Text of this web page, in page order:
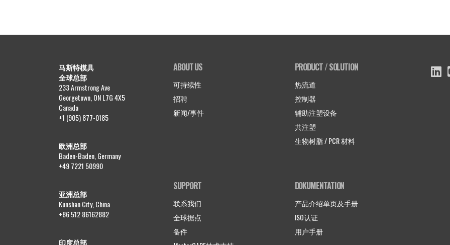
马斯特模具
全球总部
233 Armstrong Ave
Georgetown, ON L7G 4X5
Canada
+1 (905) 877-0185
欧洲总部
Baden-Baden, Germany
+49 7221 50990
亚洲总部
Kunshan City, China
+86 512 86162882
印度总部
ABOUT US
可持续性
招聘
新闻/事件
SUPPORT
联系我们
全球据点
备件
PRODUCT / SOLUTION
热流道
控制器
辅助注塑设备
共注塑
生物树脂 / PCR 材料
DOKUMENTATION
产品介绍单页及手册
ISO认证
用户手册